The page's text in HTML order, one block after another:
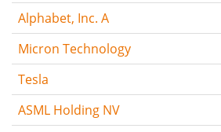
Alphabet, Inc. A
Micron Technology
Tesla
ASML Holding NV